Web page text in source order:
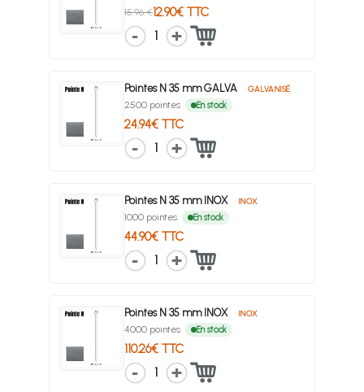
15.96 €12.90€ TTC
1
Pointes N 35 mm GALVA GALVANISÉ
2500 pointes En stock
24.94€ TTC
1
Pointes N 35 mm INOX INOX
1000 pointes En stock
44.90€ TTC
1
Pointes N 35 mm INOX INOX
4000 pointes En stock
110.26€ TTC
1